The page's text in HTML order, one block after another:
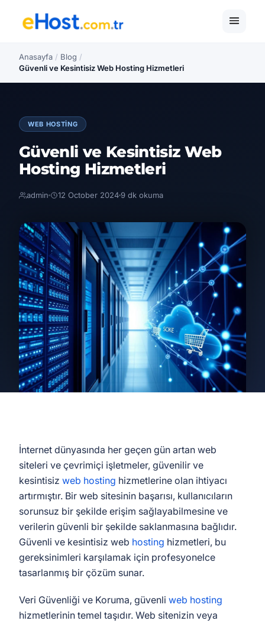
Anasayfa / Blog /
Güvenli ve Kesintisiz Web Hosting Hizmetleri
WEB HOSTING
Güvenli ve Kesintisiz Web
Hosting Hizmetleri
admin 12 October 20249 dk okuma
İnternet dünyasında her geçen gün artan web
siteleri ve çevrimiçi işletmeler, güvenilir ve
kesintisiz web hosting hizmetlerine olan ihtiyacı
artırmıştır. Bir web sitesinin başarısı, kullanıcıların
sorunsuz bir şekilde erişim sağlayabilmesine ve
verilerin güvenli bir şekilde saklanmasına bağlıdır.
Güvenli ve kesintisiz web hosting hizmetleri, bu
gereksinimleri karşılamak için profesyonelce
tasarlanmış bir çözüm sunar.
Veri Güvenliği ve Koruma, güvenli web hosting
hizmetlerinin temel taşıdır. Web sitenizin veya